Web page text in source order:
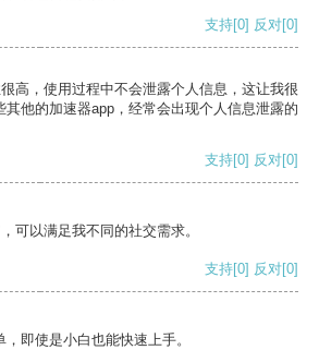
支持[0] 反对[0]
高，使用过程中不会泄露个人信息，这让我很
他的加速器app，经常会出现个人信息泄露的
支持[0] 反对[0]
可以满足我不同的社交需求。
支持[0] 反对[0]
即使是小白也能快速上手。